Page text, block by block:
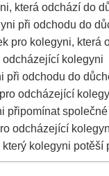
která odchází do
při odchodu do
pro kolegyni, která
kolegyni
při odchodu do
odcházející
připomínat
odcházející
kolegyni